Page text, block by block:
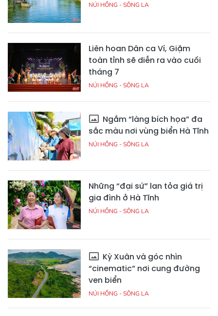
NÚI HỒNG - SÔNG LA
Liên hoan Dân ca Ví, Giặm
toàn tỉnh sẽ diễn ra vào cuối
tháng 7
NÚI HỒNG - SÔNG LA
Ngắm “làng bích họa” đa
sắc màu nơi vùng biển Hà Tĩnh
NÚI HỒNG - SÔNG LA
Những “đại sứ” lan tỏa giá trị
gia đình ở Hà Tĩnh
NÚI HỒNG - SÔNG LA
Kỳ Xuân và góc nhìn
“cinematic” nơi cung đường
ven biển
NÚI HỒNG - SÔNG LA